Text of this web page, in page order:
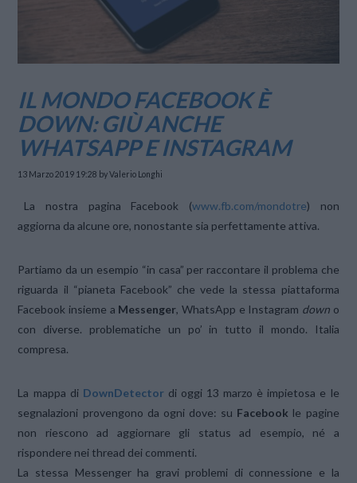
IL MONDO FACEBOOK È
DOWN: GIÙ ANCHE
WHATSAPP E INSTAGRAM
13 Marzo 2019 19:28 by Valerio Longhi
La nostra pagina Facebook (www.fb.com/mondotre) non
aggiorna da alcune ore, nonostante sia perfettamente attiva.
Partiamo da un esempio “in casa” per raccontare il problema che
riguarda il “pianeta Facebook” che vede la stessa piattaforma
Facebook insieme a Messenger, WhatsApp e Instagram downo
con diverse. problematiche un po’ in tutto il mondo. Italia
compresa.
La mappa di DownDetectordi oggi 13 marzo è impietosa e le
segnalazioni provengono da ogni dove: su Facebook le pagine
non riescono ad aggiornare gli status ad esempio, né a
rispondere nei thread dei commenti.
La stessa Messenger ha gravi problemi di connessione e la